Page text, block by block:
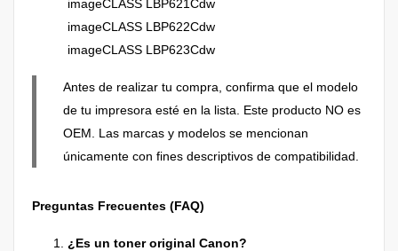
imageCLASS LBP621Cdw
imageCLASS LBP622Cdw
imageCLASS LBP623Cdw
Antes de realizar tu compra, confirma que el modelo
de tu impresora esté en la lista. Este producto NO es
OEM. Las marcas y modelos se mencionan
únicamente con fines descriptivos de compatibilidad.
Preguntas Frecuentes (FAQ)
¿Es un toner original Canon?